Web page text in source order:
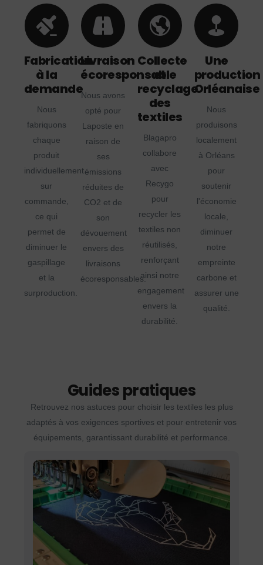
Fabrication
à la
demande
Nous
fabriquons
chaque
produit
individuellement
sur
commande,
ce qui
permet de
diminuer le
gaspillage
et la
surproduction.
Livraison
écoresponsable
Nous avons
opté pour
Laposte en
raison de
ses
émissions
réduites de
CO2 et de
son
dévouement
envers des
livraisons
écoresponsables.
Collecte
et
recyclage
des
textiles
Blagapro
collabore
avec
Recygo
pour
recycler les
textiles non
réutilisés,
renforçant
ainsi notre
engagement
envers la
durabilité.
Une
production
Orléanaise
Nous
produisons
localement
à Orléans
pour
soutenir
l'économie
locale,
diminuer
notre
empreinte
carbone et
assurer une
qualité.
Guides pratiques
Retrouvez nos astuces pour choisir les textiles les plus
adaptés à vos exigences sportives et pour entretenir vos
équipements, garantissant durabilité et performance.